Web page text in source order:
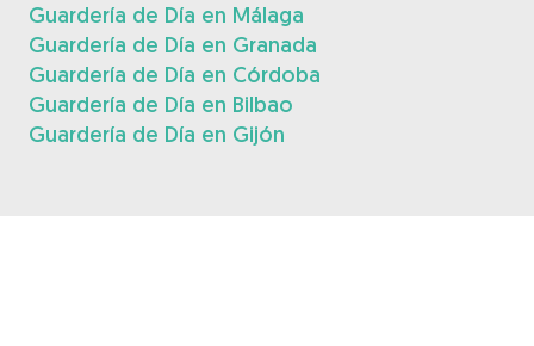
Guardería de Día en Málaga
Guardería de Día en Granada
Guardería de Día en Córdoba
Guardería de Día en Bilbao
Guardería de Día en Gijón